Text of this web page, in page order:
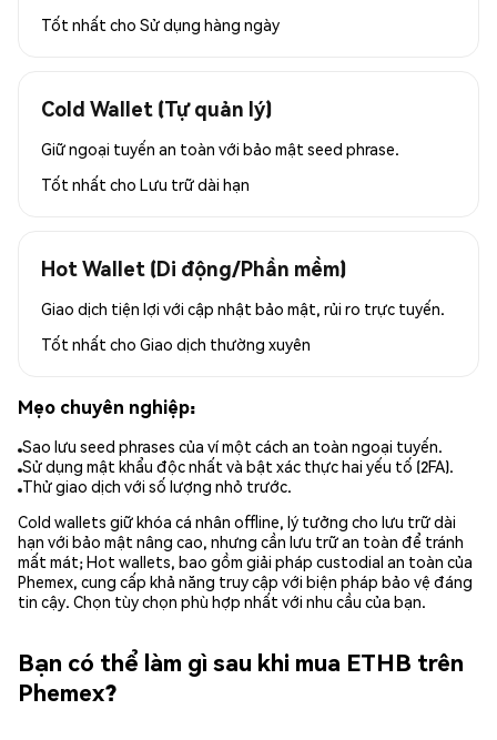
Tốt nhất cho Sử dụng hàng ngày
Cold Wallet (Tự quản lý)
Giữ ngoại tuyến an toàn với bảo mật seed phrase.
Tốt nhất cho Lưu trữ dài hạn
Hot Wallet (Di động/Phần mềm)
Giao dịch tiện lợi với cập nhật bảo mật, rủi ro trực tuyến.
Tốt nhất cho Giao dịch thường xuyên
Mẹo chuyên nghiệp:
Sao lưu seed phrases của ví một cách an toàn ngoại tuyến.
Sử dụng mật khẩu độc nhất và bật xác thực hai yếu tố (2FA).
Thử giao dịch với số lượng nhỏ trước.
Cold wallets giữ khóa cá nhân offline, lý tưởng cho lưu trữ dài
hạn với bảo mật nâng cao, nhưng cần lưu trữ an toàn để tránh
mất mát; Hot wallets, bao gồm giải pháp custodial an toàn của
Phemex, cung cấp khả năng truy cập với biện pháp bảo vệ đáng
tin cậy. Chọn tùy chọn phù hợp nhất với nhu cầu của bạn.
Bạn có thể làm gì sau khi mua ETHB trên
Phemex?